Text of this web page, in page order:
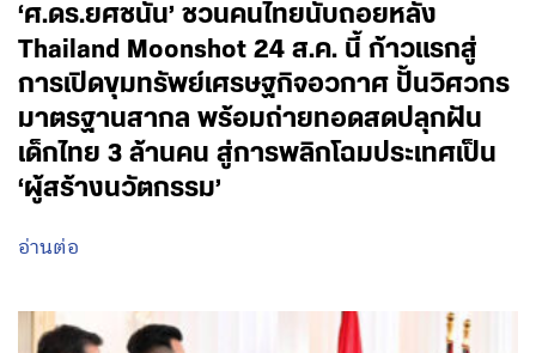
‘ศ.ดร.ยศชนัน’ ชวนคนไทยนับถอยหลัง
Thailand Moonshot 24 ส.ค. นี้ ก้าวแรกสู่
การเปิดขุมทรัพย์เศรษฐกิจอวกาศ ปั้นวิศวกร
มาตรฐานสากล พร้อมถ่ายทอดสดปลุกฝัน
เด็กไทย 3 ล้านคน สู่การพลิกโฉมประเทศเป็น
‘ผู้สร้างนวัตกรรม’
อ่านต่อ